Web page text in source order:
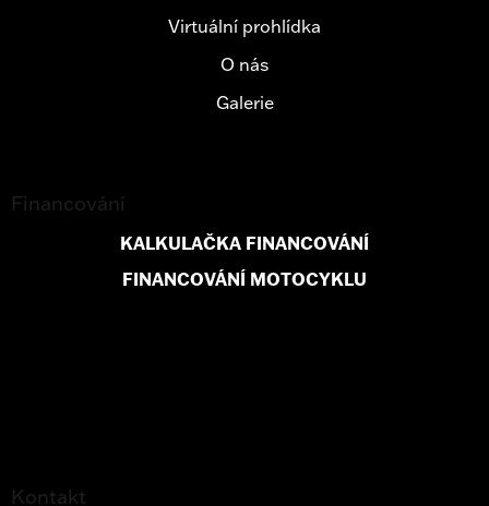
Kontakt
Virtuální prohlídka
O nás
Galerie
Financování
KALKULAČKA FINANCOVÁNÍ
FINANCOVÁNÍ MOTOCYKLU